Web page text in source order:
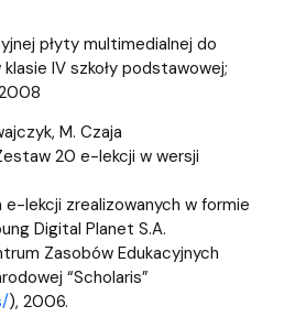
płyty multimedialnej do
IV szkoły podstawowej;
M. Czaja
20 e-lekcji w wersji
lekcji zrealizowanych w formie
Digital Planet S.A.
Zasobów Edukacyjnych
“Scholaris”
), 2006.